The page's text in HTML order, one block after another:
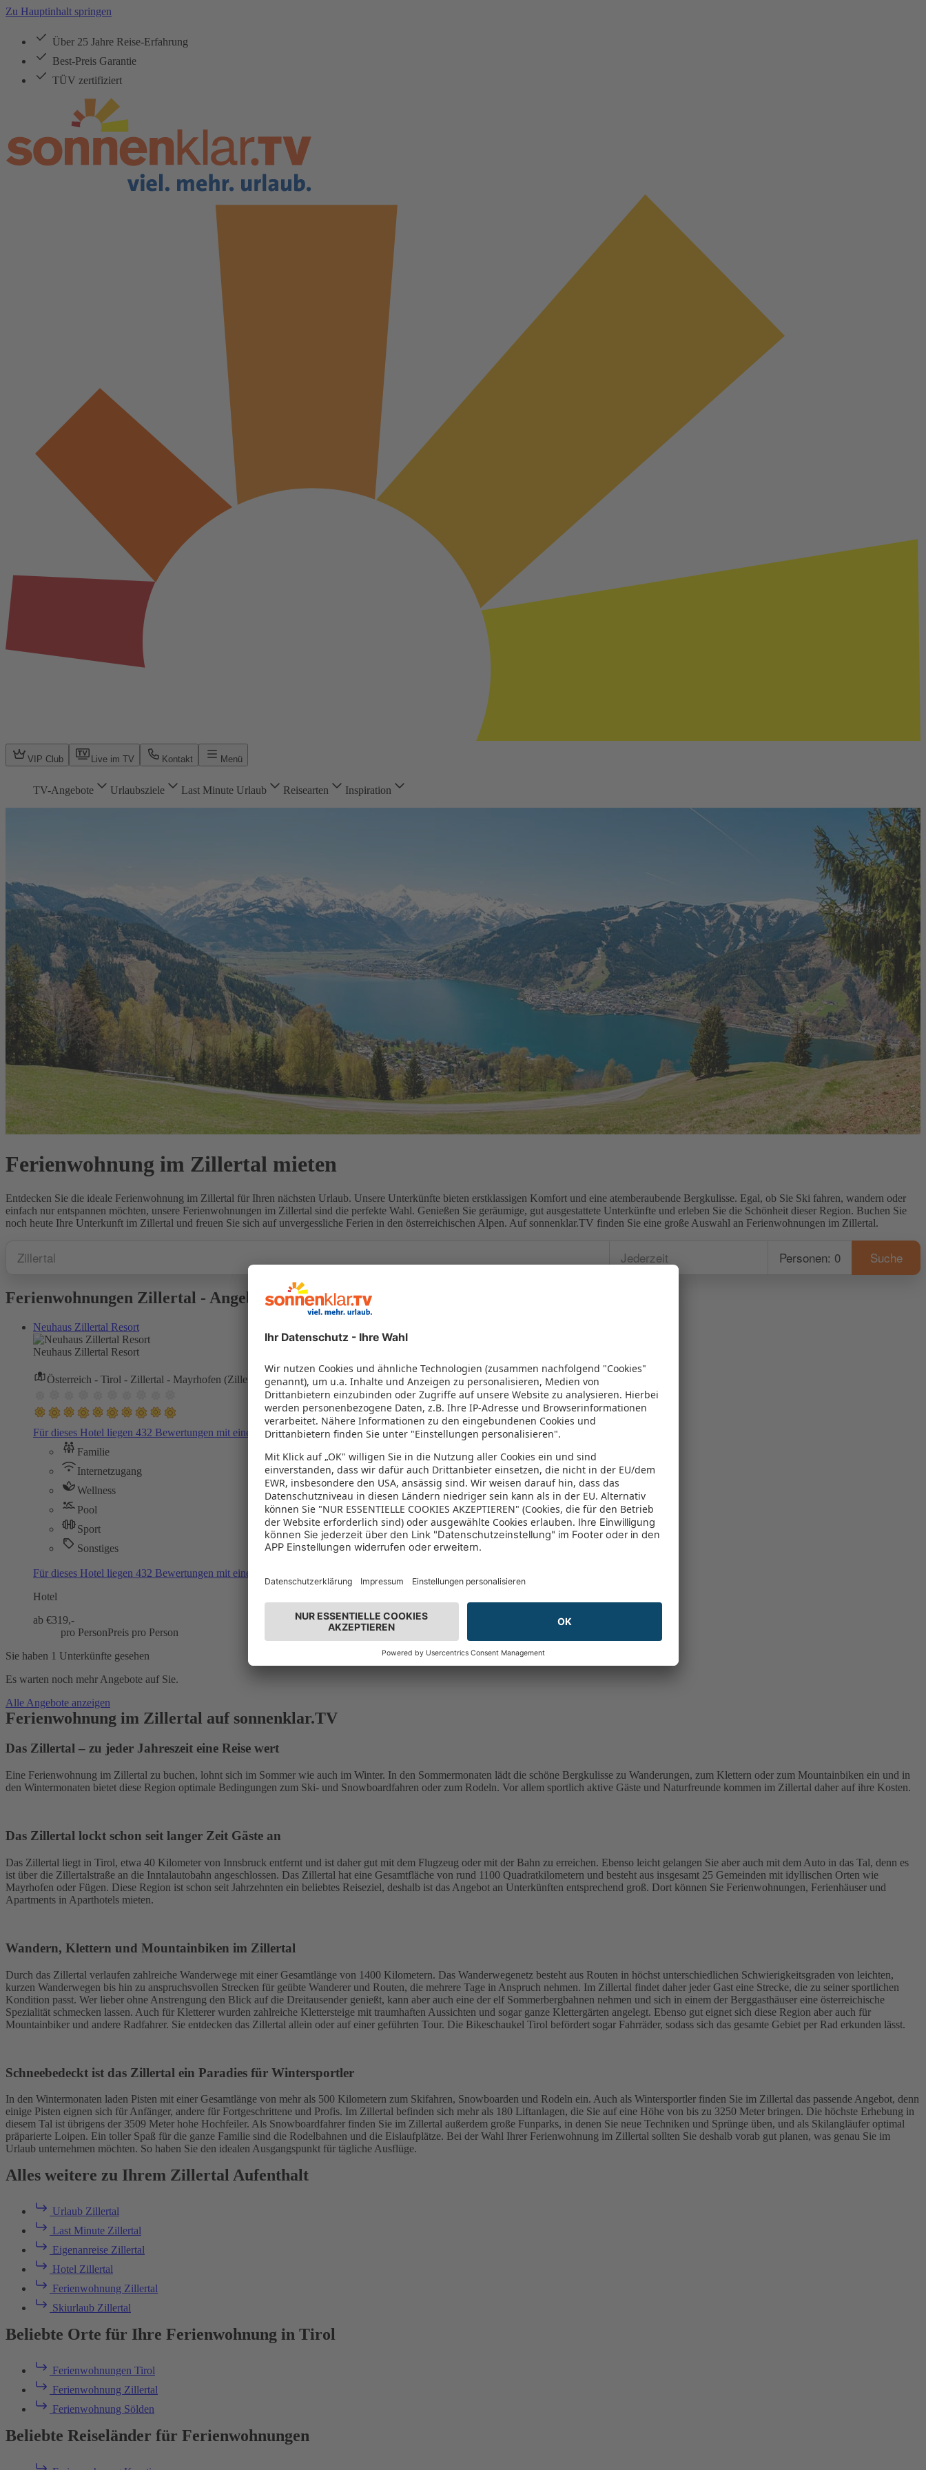
Zu Hauptinhalt springen
Über 25 Jahre Reise-Erfahrung
Best-Preis Garantie
TÜV zertifiziert
VIP Club Live im TV Kontakt Menü
TV-Angebote Urlaubsziele Last Minute Urlaub Reisearten Inspiration
Ferienwohnung im Zillertal mieten
Entdecken Sie die ideale Ferienwohnung im Zillertal für Ihren nächsten Urlaub. Unsere Unterkünfte bieten erstklassigen Komfort und eine atemberaubende Bergkulisse. Egal, ob Sie Ski fahren, wandern oder
einfach nur entspannen möchten, unsere Ferienwohnungen im Zillertal sind die perfekte Wahl. Genießen Sie geräumige, gut ausgestattete Unterkünfte und erleben Sie die Schönheit dieser Region. Buchen Sie
noch heute Ihre Unterkunft im Zillertal und freuen Sie sich auf unvergessliche Ferien in den österreichischen Alpen. Auf sonnenklar.TV finden Sie eine große Auswahl an Ferienwohnungen im Zillertal.
Ferienwohnungen Zillertal - Angebote auf sonnenklar.TV
Neuhaus Zillertal Resort
Neuhaus Zillertal Resort
Österreich - Tirol - Zillertal - Mayrhofen (Zillertal)
Für dieses Hotel liegen 432 Bewertungen mit einer Zustimmung von 91% vor (432)91%
Familie
Internetzugang
Wellness
Pool
Sport
Sonstiges
Für dieses Hotel liegen 432 Bewertungen mit einer Zustimmung von 91% vor
Hotel
ab €319,-
pro PersonPreis pro Person
Sie haben 1 Unterkünfte gesehen
Es warten noch mehr Angebote auf Sie.
Alle Angebote anzeigen
Ferienwohnung im Zillertal auf sonnenklar.TV
Das Zillertal – zu jeder Jahreszeit eine Reise wert
Eine Ferienwohnung im Zillertal zu buchen, lohnt sich im Sommer wie auch im Winter. In den Sommermonaten lädt die schöne Bergkulisse zu Wanderungen, zum Klettern oder zum Mountainbiken ein und in
den Wintermonaten bietet diese Region optimale Bedingungen zum Ski- und Snowboardfahren oder zum Rodeln. Vor allem sportlich aktive Gäste und Naturfreunde kommen im Zillertal daher auf ihre Kosten.
Das Zillertal lockt schon seit langer Zeit Gäste an
Das Zillertal liegt in Tirol, etwa 40 Kilometer von Innsbruck entfernt und ist daher gut mit dem Flugzeug oder mit der Bahn zu erreichen. Ebenso leicht gelangen Sie aber auch mit dem Auto in das Tal, denn es
ist über die Zillertalstraße an die Inntalautobahn angeschlossen. Das Zillertal hat eine Gesamtfläche von rund 1100 Quadratkilometern und besteht aus insgesamt 25 Gemeinden mit idyllischen Orten wie
Mayrhofen oder Fügen. Diese Region ist schon seit Jahrzehnten ein beliebtes Reiseziel, deshalb ist das Angebot an Unterkünften entsprechend groß. Dort können Sie Ferienwohnungen, Ferienhäuser und
Apartments in Aparthotels mieten.
Wandern, Klettern und Mountainbiken im Zillertal
Durch das Zillertal verlaufen zahlreiche Wanderwege mit einer Gesamtlänge von 1400 Kilometern. Das Wanderwegenetz besteht aus Routen in höchst unterschiedlichen Schwierigkeitsgraden von leichten,
kurzen Wanderwegen bis hin zu anspruchsvollen Strecken für geübte Wanderer und Routen, die mehrere Tage in Anspruch nehmen. Im Zillertal findet daher jeder Gast eine Strecke, die zu seiner sportlichen
Kondition passt. Wer lieber ohne Anstrengung den Blick auf die Dreitausender genießt, kann aber auch eine der elf Sommerbergbahnen nehmen und sich in einem der Berggasthäuser eine österreichische
Spezialität schmecken lassen. Auch für Kletterer wurden zahlreiche Klettersteige mit traumhaften Aussichten und sogar ganze Klettergärten angelegt. Ebenso gut eignet sich diese Region aber auch für
Mountainbiker und andere Radfahrer. Sie entdecken das Zillertal allein oder auf einer geführten Tour. Die Bikeschaukel Tirol befördert sogar Fahrräder, sodass sich das gesamte Gebiet per Rad erkunden lässt.
Schneebedeckt ist das Zillertal ein Paradies für Wintersportler
In den Wintermonaten laden Pisten mit einer Gesamtlänge von mehr als 500 Kilometern zum Skifahren, Snowboarden und Rodeln ein. Auch als Wintersportler finden Sie im Zillertal das passende Angebot, denn
einige Pisten eignen sich für Anfänger, andere für Fortgeschrittene und Profis. Im Zillertal befinden sich mehr als 180 Liftanlagen, die Sie auf eine Höhe von bis zu 3250 Meter bringen. Die höchste Erhebung in
diesem Tal ist übrigens der 3509 Meter hohe Hochfeiler. Als Snowboardfahrer finden Sie im Zillertal außerdem große Funparks, in denen Sie neue Techniken und Sprünge üben, und als Skilangläufer optimal
präparierte Loipen. Ein toller Spaß für die ganze Familie sind die Rodelbahnen und die Eislaufplätze. Bei der Wahl Ihrer Ferienwohnung im Zillertal sollten Sie deshalb vorab gut planen, was genau Sie im
Urlaub unternehmen möchten. So haben Sie den idealen Ausgangspunkt für tägliche Ausflüge.
Alles weitere zu Ihrem Zillertal Aufenthalt
Urlaub Zillertal
Last Minute Zillertal
Eigenanreise Zillertal
Hotel Zillertal
Ferienwohnung Zillertal
Skiurlaub Zillertal
Beliebte Orte für Ihre Ferienwohnung in Tirol
Ferienwohnungen Tirol
Ferienwohnung Zillertal
Ferienwohnung Sölden
Beliebte Reiseländer für Ferienwohnungen